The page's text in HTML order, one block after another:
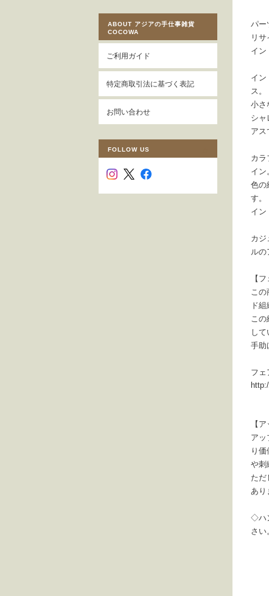
パー
リ
イン
イン
ス。
小さ
シャ
アス
カラ
イン
色の
す。
イン
カジ
ルの
【
この
ド
この
し
手助
フェ
【
アッ
り
や刺
ただ
あり
◇ハ
さい
ABOUT アジアの手仕事雑貨
COCOWA
ご利用ガイド
特定商取引法に基づく表記
お問い合わせ
FOLLOW US